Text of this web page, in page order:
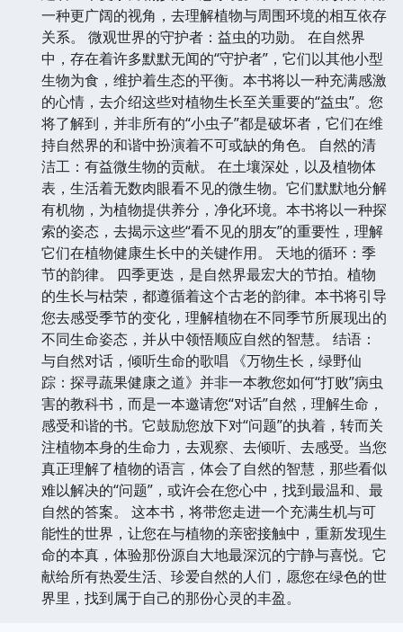
一种更广阔的视角，去理解植物与周围环境的相互依存
关系。 微观世界的守护者：益虫的功勋。 在自然界
中，存在着许多默默无闻的“守护者”，它们以其他小型
生物为食，维护着生态的平衡。本书将以一种充满感激
的心情，去介绍这些对植物生长至关重要的“益虫”。您
将了解到，并非所有的“小虫子”都是破坏者，它们在维
持自然界的和谐中扮演着不可或缺的角色。 自然的清
洁工：有益微生物的贡献。 在土壤深处，以及植物体
表，生活着无数肉眼看不见的微生物。它们默默地分解
有机物，为植物提供养分，净化环境。本书将以一种探
索的姿态，去揭示这些“看不见的朋友”的重要性，理解
它们在植物健康生长中的关键作用。 天地的循环：季
节的韵律。 四季更迭，是自然界最宏大的节拍。植物
的生长与枯荣，都遵循着这个古老的韵律。本书将引导
您去感受季节的变化，理解植物在不同季节所展现出的
不同生命姿态，并从中领悟顺应自然的智慧。 结语：
与自然对话，倾听生命的歌唱 《万物生长，绿野仙
踪：探寻蔬果健康之道》并非一本教您如何“打败”病虫
害的教科书，而是一本邀请您“对话”自然，理解生命，
感受和谐的书。它鼓励您放下对“问题”的执着，转而关
注植物本身的生命力，去观察、去倾听、去感受。当您
真正理解了植物的语言，体会了自然的智慧，那些看似
难以解决的“问题”，或许会在您心中，找到最温和、最
自然的答案。 这本书，将带您走进一个充满生机与可
能性的世界，让您在与植物的亲密接触中，重新发现生
命的本真，体验那份源自大地最深沉的宁静与喜悦。它
献给所有热爱生活、珍爱自然的人们，愿您在绿色的世
界里，找到属于自己的那份心灵的丰盈。